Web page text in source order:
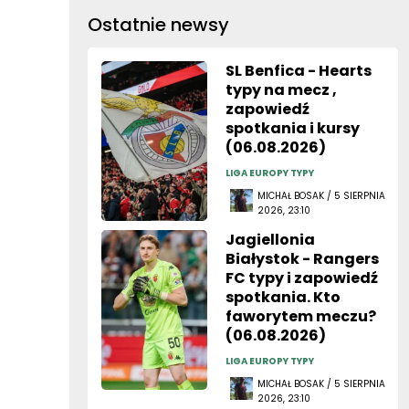
Ostatnie newsy
SL Benfica - Hearts
typy na mecz ,
zapowiedź
spotkania i kursy
(06.08.2026)
LIGA EUROPY TYPY
MICHAŁ BOSAK / 5 SIERPNIA
2026, 23:10
Jagiellonia
Białystok - Rangers
FC typy i zapowiedź
spotkania. Kto
faworytem meczu?
(06.08.2026)
LIGA EUROPY TYPY
MICHAŁ BOSAK / 5 SIERPNIA
2026, 23:10